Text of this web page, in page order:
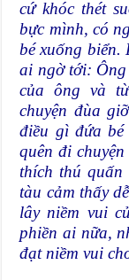
cứ khóc thét
bực mình, có
bé xuống biển.
ai ngờ tới:
của ông và
chuyện đùa
điều gì đứa
quên đi
thích thú quấn
tàu cảm thấy
lây niềm vui
phiền ai nữa,
đạt niềm vui